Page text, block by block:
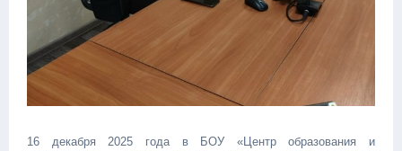
16 декабря 2025 года в БОУ «Центр образования и